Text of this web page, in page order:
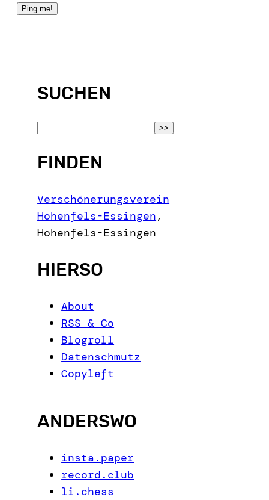
SUCHEN
a
c
h
>>
FINDEN
Verschönerungsverein
Hohenfels-Essingen,
Hohenfels-Essingen
HIERSO
About
RSS & Co
Blogroll
Datenschmutz
Copyleft
ANDERSWO
insta.paper
record.club
li.chess